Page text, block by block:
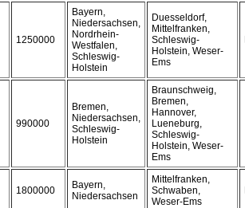
1250000
Bayern,
Niedersachsen,
Nordrhein-
Westfalen,
Schleswig-
Holstein
Duesseldorf,
Mittelfranken,
Schleswig-
Holstein, Weser-
Ems
990000
Bremen,
Niedersachsen,
Schleswig-
Holstein
Braunschweig,
Bremen,
Hannover,
Lueneburg,
Schleswig-
Holstein, Weser-
Ems
1800000
Bayern,
Niedersachsen
Mittelfranken,
Schwaben,
Weser-Ems